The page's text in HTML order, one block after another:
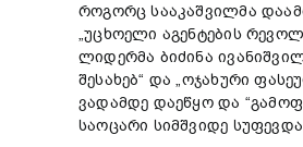
როგორც სააკაშვილმა
„უცხოელი აგენტების
ლიდერმა ბიძინა
შესახებ“ და „ოჯახური
ვადამდე დაეწყო და
საოცარი სიმშვიდე